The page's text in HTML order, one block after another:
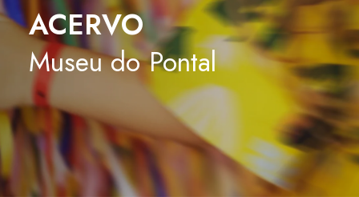
ACERVO
Museu do Pontal